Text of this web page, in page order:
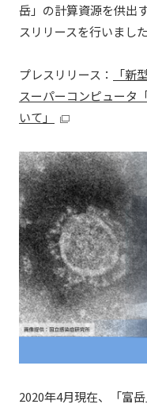
岳」の計算資源を供出
スリリースを行いました
プレスリリース：
「新
スーパーコンピュータ
いて」
2020年4月現在、「富